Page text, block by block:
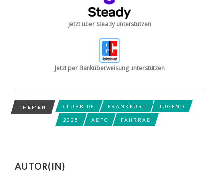
Jetzt über Steady unterstützen
Jetzt per Banküberweisung unterstützen
THEMEN CLUBRIDE FRANKFURT JUGEND
2025 ADFC FAHRRAD
AUTOR(IN)